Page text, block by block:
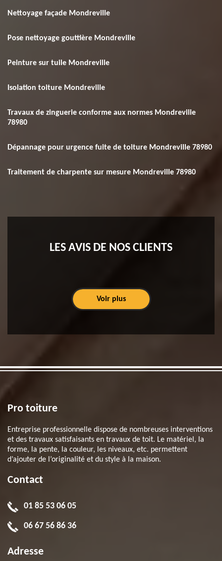
Nettoyage façade Mondreville
Pose nettoyage gouttière Mondreville
Peinture sur tuile Mondreville
Isolation toiture Mondreville
Travaux de zinguerie conforme aux normes Mondreville
78980
Dépannage pour urgence fuite de toiture Mondreville 78980
Traitement de charpente sur mesure Mondreville 78980
LES AVIS DE NOS CLIENTS
Voir plus
Pro toiture
Entreprise professionnelle dispose de nombreuses interventions
et des travaux satisfaisants en travaux de toit. Le matériel, la
forme, la pente, la couleur, les niveaux, etc. permettent
d’ajouter de l’originalité et du style à la maison.
Contact
01 85 53 06 05
06 67 56 86 36
Adresse